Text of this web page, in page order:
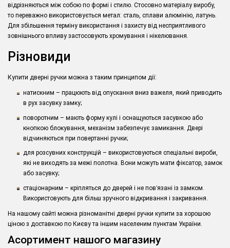
відрізняються між собою по формі і стилю. Стосовно матеріалу виробу,
то переважно використовується метал: сталь, сплави алюмінію, латунь.
Для збільшення терміну використання і захисту від несприятливого
зовнішнього впливу застосовують хромування і нікелювання.
Різновиди
Купити дверні ручки можна з таким принципом дії:
натискним – працюють від опускання вниз важеля, який приводить
в рух засувку замку;
поворотним – мають форму кулі і оснащуються засувкою або
кнопкою блокування, механізм забезпечує замикання. Двері
відчиняються при повертанні ручки;
для розсувних конструкцій – використовуються спеціальні вироби,
які не виходять за межі полотна. Вони можуть мати фіксатор, замок
або засувку;
стаціонарним – кріпляться до дверей і не пов'язані із замком.
Використовують для більш зручного відкривання і закривання.
На нашому сайті можна різноманітні дверні ручки купити за хорошою
ціною з доставкою по Києву та іншим населеним пунктам України.
Асортимент нашого магазину